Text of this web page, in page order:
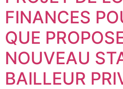
FINANCES
QUE
NOUVEAU
BAILLEUR